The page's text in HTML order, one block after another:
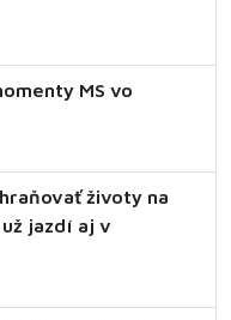
MS vo
životy na
jazdí aj v